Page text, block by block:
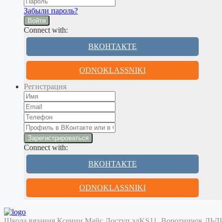
Забыли пароль?
Войти
Connect with:
ВКОНТАКТЕ
ODNOKLASSNIKI
Регистрация
Connect with:
ВКОНТАКТЕ
ODNOKLASSNIKI